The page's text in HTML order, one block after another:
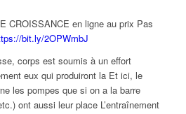
CROISSANCE en ligne au prix Pas
bit.ly/2OPWmbJ
corps est soumis à un effort
eux qui produiront la Et ici, le
les pompes que si on a la barre
ont aussi leur place L’entraînement